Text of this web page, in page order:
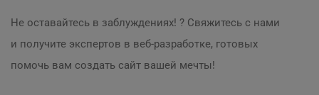
Не оставайтесь в заблуждениях! ? Свяжитесь с нами
и получите экспертов в веб-разработке, готовых
помочь вам создать сайт вашей мечты!